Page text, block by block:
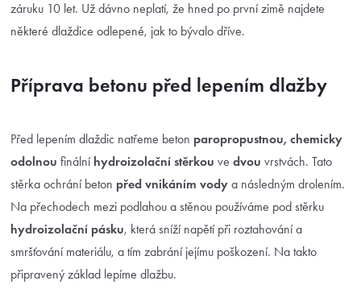
záruku 10 let. Už dávno neplatí, že hned po první zimě najdete
některé dlaždice odlepené, jak to bývalo dříve.
Příprava betonu před lepením dlažby
Před lepením dlaždic natřeme beton paropropustnou, chemicky
odolnou finální hydroizolační stěrkou ve dvou vrstvách. Tato
stěrka ochrání beton před vnikáním vody a následným drolením.
Na přechodech mezi podlahou a stěnou používáme pod stěrku
hydroizolační pásku, která sníží napětí při roztahování a
smršťování materiálu, a tím zabrání jejímu poškození. Na takto
připravený základ lepíme dlažbu.